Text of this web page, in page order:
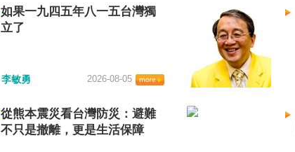
如果一九四五年八一五台灣獨
立了
李敏勇 2026-08-05
從熊本震災看台灣防災：避難
不只是撤離，更是生活保障